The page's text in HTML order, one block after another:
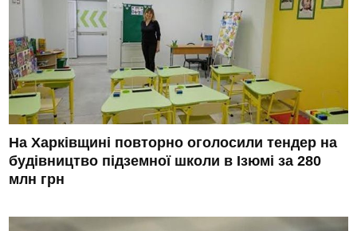
На Харківщині повторно оголосили тендер на
будівництво підземної школи в Ізюмі за 280
млн грн